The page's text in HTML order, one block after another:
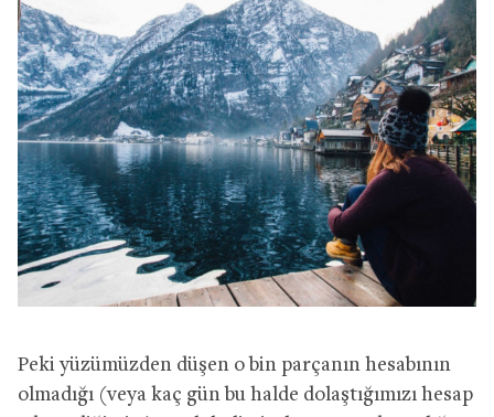
Peki yüzümüzden düşen o bin parçanın hesabının
olmadığı (veya kaç gün bu halde dolaştığımızı hesap